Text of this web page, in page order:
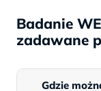
Badanie
zadawane
Gdzie